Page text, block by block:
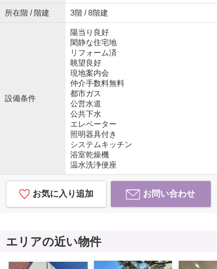
所在階 / 階建 3階 / 8階建
設備条件
陽当り良好
閑静な住宅地
リフォーム済
眺望良好
現地案内会
仲介手数料無料
都市ガス
公営水道
公共下水
エレベーター
照明器具付き
システムキッチン
浴室乾燥機
温水洗浄便座
お気に入り追加 お問い合わせ
エリアの近い物件